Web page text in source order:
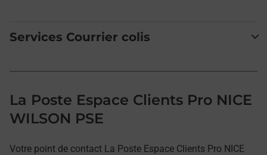
Services Courrier colis
La Poste Espace Clients Pro NICE
WILSON PSE
Votre point de contact La Poste Espace Clients Pro NICE